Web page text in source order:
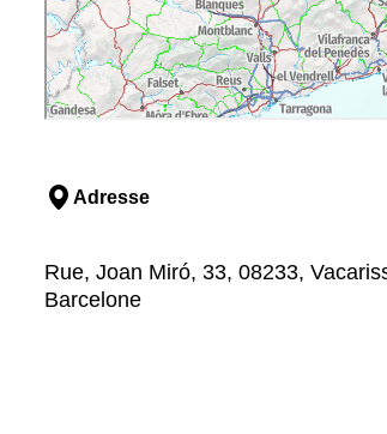
Adresse
Rue, Joan Miró, 33, 08233,
Barcelone